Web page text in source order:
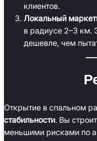
клиентов.
Локальный
в радиусе 2–3 км.
дешевле, чем
Открытие в спальном
стабильности. Вы
меньшими рисками по